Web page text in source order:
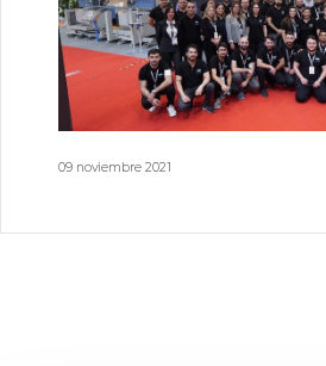
09 noviembre 2021